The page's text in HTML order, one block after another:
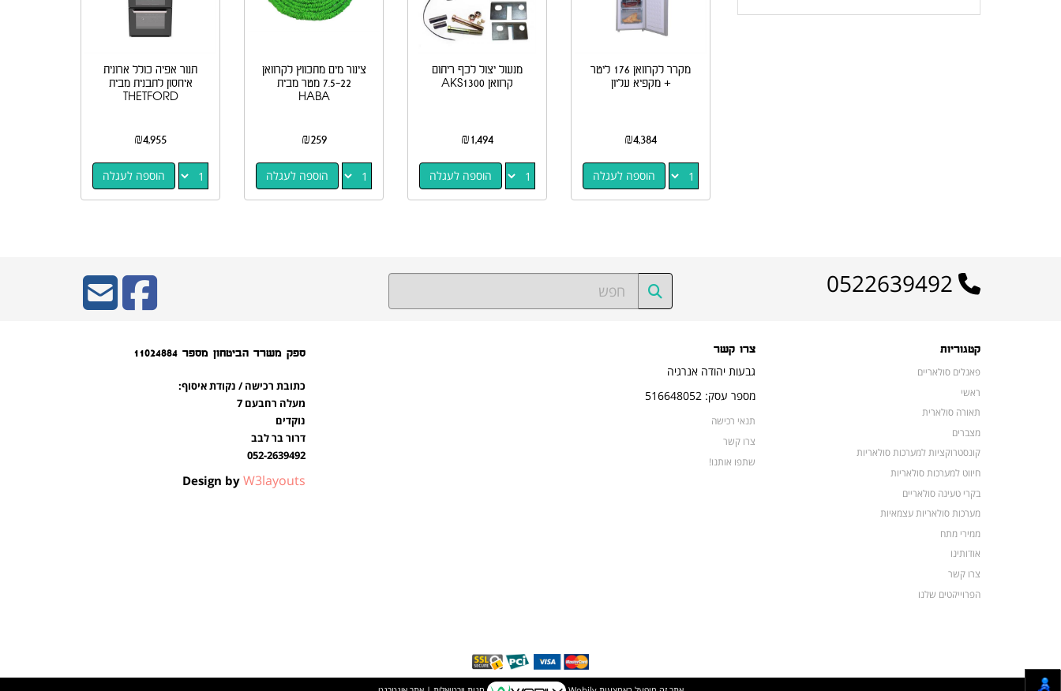
מקרר לקרוואן 176 ליטר
+ מקפיא עליון
₪4,384
הוספה לעגלה
מנעול יצול לכף ריתום
קרוואן AKS1300
₪1,494
הוספה לעגלה
צינור מים מתכווץ לקרוואן
7.5-22 מטר מבית
HABA
₪259
הוספה לעגלה
תנור אפיה כולל ארונית
איחסון לתבנית מבית
THETFORD
₪4,955
הוספה לעגלה
קטגוריות
פאנלים סולאריים
ראשי
תאורה סולארית
מצברים
קונסטרוקציות למערכות סולאריות
חיווט למערכות סולאריות
בקרי טעינה סולאריים
מערכות סולאריות עצמאיות
ממירי מתח
אודותינו
צרו קשר
הפרוייקטים שלנו
צרו קשר
גבעות יהודה אנרגיה
מספר עסק: 516648052
תנאי רכישה
צרו קשר
שתפו אותנו!
ספק משרד הביטחון מספר 11024884
כתובת רכישה / נקודת איסוף:
מעלה רחבעם 7
נוקדים
דרור בר לבב
052-2639492
Design by W3layouts